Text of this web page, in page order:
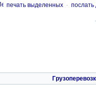
печать выделенных - послать